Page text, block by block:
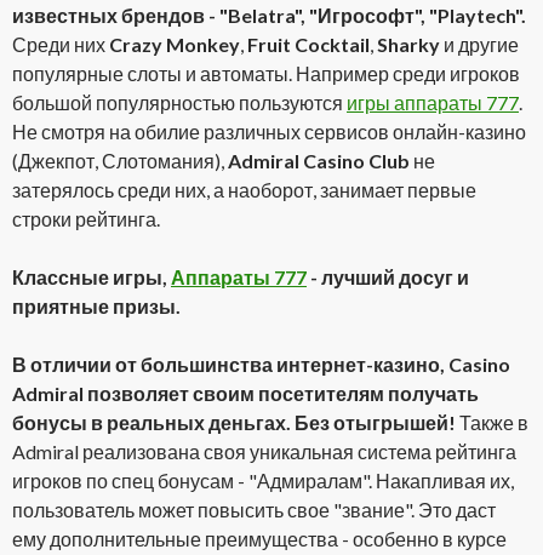
известных брендов - "Belatra", "Игрософт", "Playtech".
Среди них Crazy Monkey, Fruit Cocktail,Sharky и другие
популярные слоты и автоматы. Например среди игроков
большой популярностью пользуются игры аппараты 777.
Не смотря на обилие различных сервисов онлайн-казино
(Джекпот, Слотомания),Admiral Casino Club не
затерялось среди них, а наоборот, занимает первые
строки рейтинга.
Классные игры, Аппараты 777 - лучший досуг и
приятные призы.
В отличии от большинства интернет-казино, Casino
Admiral позволяет своим посетителям получать
бонусы в реальных деньгах. Без отыгрышей! Также в
Admiral реализована своя уникальная система рейтинга
игроков по спец бонусам - "Адмиралам". Накапливая их,
пользователь может повысить свое "звание". Это даст
ему дополнительные преимущества - особенно в курсе